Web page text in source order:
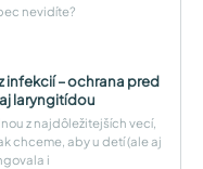
nevidíte?
infekcií – ochrana pred
laryngitídou
z najdôležitejších vecí,
chceme, aby u detí (ale aj
i